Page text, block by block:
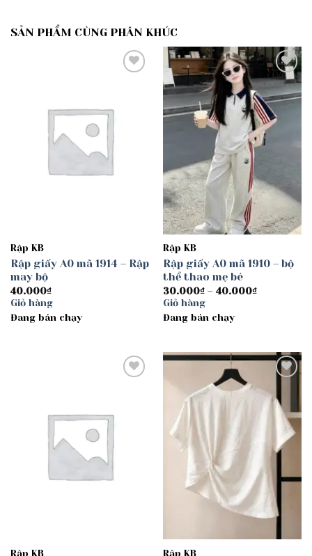
SẢN PHẨM CÙNG PHÂN KHÚC
Rập KB
Rập giấy A0 mã 1914 – Rập
may bộ
40.000₫
Giỏ hàng
Đang bán chạy
Add to
wishlist
Rập KB
Rập giấy A0 mã 1910 – bộ
thể thao mẹ bé
30.000₫ – 40.000₫Khoảng
Giỏ hàng
Đang bán chạy
Rập KB
wishlist
Rập KB